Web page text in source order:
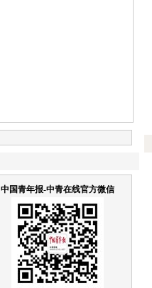
中国青年报-中青在线官方微信